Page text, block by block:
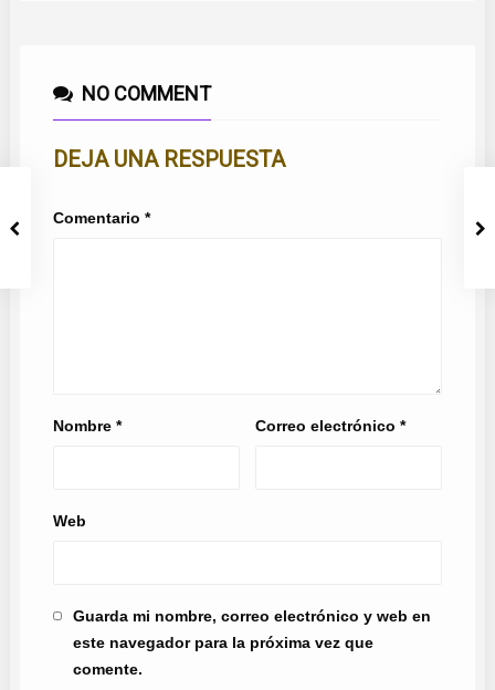
NO COMMENT
DEJA UNA RESPUESTA
Comentario *
Nombre * Correo electrónico*
Web
Guarda mi nombre, correo electrónico y web en
este navegador para la próxima vez que
comente.